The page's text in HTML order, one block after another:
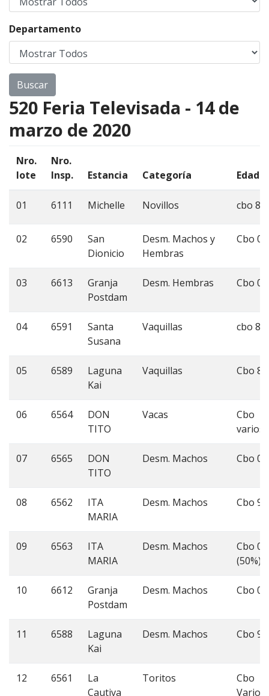
Departamento
520 Feria Televisada - 14 de
marzo de 2020
Nro.
lote
Nro.
Insp.
Estancia Categoría Edad
01 6111 Michelle Novillos cbo 8
02 6590
San
Dionicio
Desm. Machos y
Hembras
Cbo 0
03 6613
Granja
Postdam
Desm. Hembras Cbo 0
04 6591
Santa
Susana
Vaquillas cbo 8
05 6589
Laguna
Kai
Vaquillas Cbo 8
06 6564
DON
TITO
Vacas
Cbo
varios
07 6565
DON
TITO
Desm. Machos Cbo 0
08 6562
ITA
MARIA
Desm. Machos Cbo 9
09 6563
ITA
MARIA
Desm. Machos
Cbo 0
(50%)
10 6612
Granja
Postdam
Desm. Machos Cbo 0
11 6588
Laguna
Kai
Desm. Machos Cbo 9
12 6561
La
Cautiva
Toritos
Cbo
Varios